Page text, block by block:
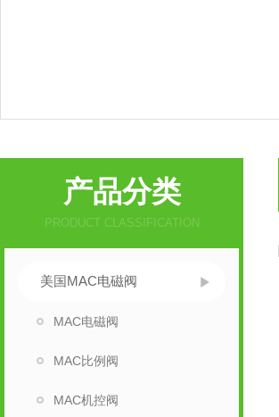
产品分类
PRODUCT CLASSIFICATION
美国MAC电磁阀
MAC电磁阀
MAC比例阀
MAC机控阀